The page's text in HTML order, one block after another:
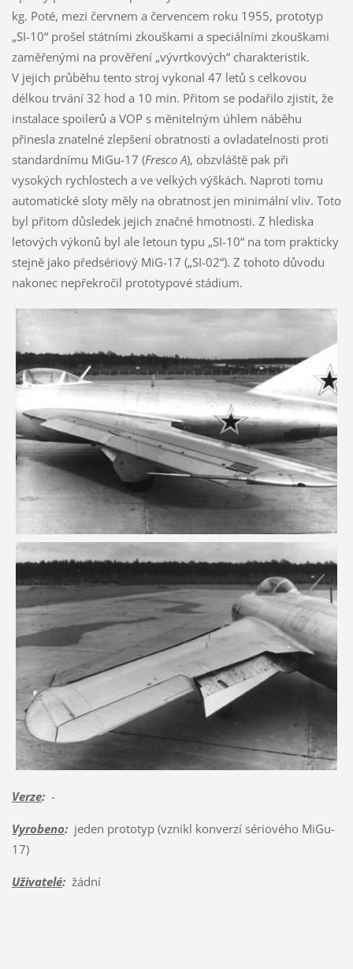
kg. Poté, mezi červnem a červencem roku 1955, prototyp
„SI-10“ prošel státními zkouškami a speciálními zkouškami
zaměřenými na prověření „vývrtkových“ charakteristik.
V jejich průběhu tento stroj vykonal 47 letů s celkovou
délkou trvání 32 hod a 10 min. Přitom se podařilo zjistit, že
instalace spoilerů a VOP s měnitelným úhlem náběhu
přinesla znatelné zlepšení obratnosti a ovladatelnosti proti
standardnímu MiGu-17 (Fresco A), obzvláště pak při
vysokých rychlostech a ve velkých výškách. Naproti tomu
automatické sloty měly na obratnost jen minimální vliv. Toto
byl přitom důsledek jejich značné hmotnosti. Z hlediska
letových výkonů byl ale letoun typu „SI-10“ na tom prakticky
stejně jako předsériový MiG-17 („SI-02“). Z tohoto důvodu
nakonec nepřekročil prototypové stádium.
Verze:-
Vyrobeno:jeden prototyp (vznikl konverzí sériového MiGu-
17)
Uživatelé:žádní